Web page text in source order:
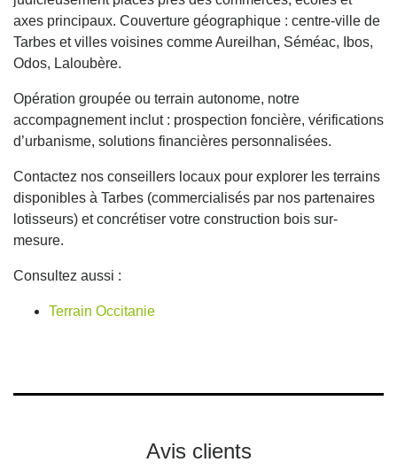
axes principaux. Couverture géographique : centre-ville de
Tarbes et villes voisines comme Aureilhan, Séméac, Ibos,
Odos, Laloubère.
Opération groupée ou terrain autonome, notre
accompagnement inclut : prospection foncière, vérifications
d’urbanisme, solutions financières personnalisées.
Contactez nos conseillers locaux pour explorer les terrains
disponibles à Tarbes (commercialisés par nos partenaires
lotisseurs) et concrétiser votre construction bois sur-
mesure.
Consultez aussi :
Terrain Occitanie
Avis clients